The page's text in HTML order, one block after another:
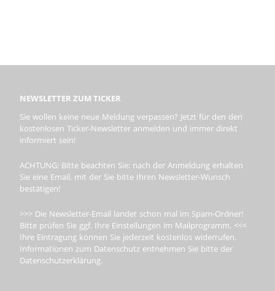
NEWSLETTER ZUM TICKER
Sie wollen keine neue Meldung verpassen? Jetzt für den den
kostenlosen Ticker-Newsletter anmelden und immer direkt
informiert sein!
ACHTUNG: Bitte beachten Sie: nach der Anmeldung erhalten
Sie eine Email, mit der Sie bitte Ihren Newsletter-Wunsch
bestätigen!
>>> Die Newsletter-Email landet schon mal im Spam-Ordner!
Bitte prüfen Sie ggf. Ihre Einstellungen im Mailprogramm. <<<
Ihre Eintragung können Sie jederzeit kostenlos widerrufen.
Informationen zum Datenschutz entnehmen Sie bitte der
Datenschutzerklärung.